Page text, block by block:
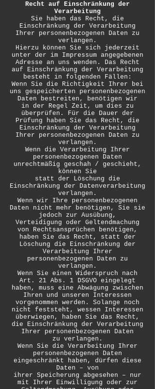
Recht auf Einschränkung der
Verarbeitung
Sie haben das Recht, die
Einschränkung der Verarbeitung
Ihrer personenbezogenen Daten zu
verlangen.
Hierzu können Sie sich jederzeit
unter der im Impressum angegebenen
Adresse an uns wenden. Das Recht
auf Einschränkung der Verarbeitung
besteht in folgenden Fällen:
Wenn Sie die Richtigkeit Ihrer bei
uns gespeicherten personenbezogenen
Daten bestreiten, benötigen wir
in der Regel Zeit, um dies zu
überprüfen. Für die Dauer der
Prüfung haben Sie das Recht, die
Einschränkung der Verarbeitung
Ihrer personenbezogenen Daten zu
verlangen.
Wenn die Verarbeitung Ihrer
personenbezogenen Daten
unrechtmäßig geschah / geschieht,
können Sie
statt der Löschung die
Einschränkung der Datenverarbeitung
verlangen.
Wenn wir Ihre personenbezogenen
Daten nicht mehr benötigen, Sie sie
jedoch zur Ausübung,
Verteidigung oder Geltendmachung
von Rechtsansprüchen benötigen,
haben Sie das Recht, statt der
Löschung die Einschränkung der
Verarbeitung Ihrer
personenbezogenen Daten zu
verlangen.
Wenn Sie einen Widerspruch nach
Art. 21 Abs. 1 DSGVO eingelegt
haben, muss eine Abwägung zwischen
Ihren und unseren Interessen
vorgenommen werden. Solange noch
nicht feststeht, wessen Interessen
überwiegen, haben Sie das Recht,
die Einschränkung der Verarbeitung
Ihrer personenbezogenen Daten
zu verlangen.
Wenn Sie die Verarbeitung Ihrer
personenbezogenen Daten
eingeschränkt haben, dürfen diese
Daten – von
ihrer Speicherung abgesehen – nur
mit Ihrer Einwilligung oder zur